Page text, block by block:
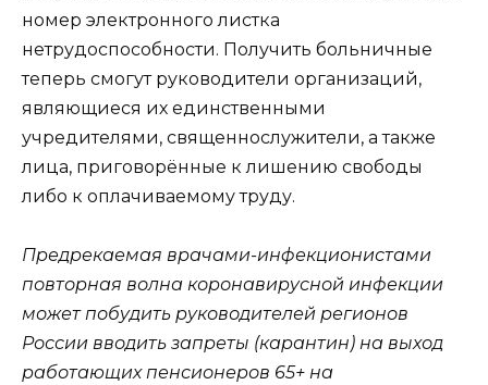
номер электронного листка
нетрудоспособности. Получить больничные
теперь смогут руководители организаций,
являющиеся их единственными
учредителями, священнослужители, а также
лица, приговорённые к лишению свободы
либо к оплачиваемому труду.
Предрекаемая врачами-инфекционистами
повторная волна коронавирусной инфекции
может побудить руководителей регионов
России вводить запреты (карантин) на выход
работающих пенсионеров 65+ на